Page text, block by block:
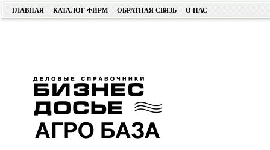
ГЛАВНАЯ КАТАЛОГ ФИРМ ОБРАТНАЯ СВЯЗЬ О НАС